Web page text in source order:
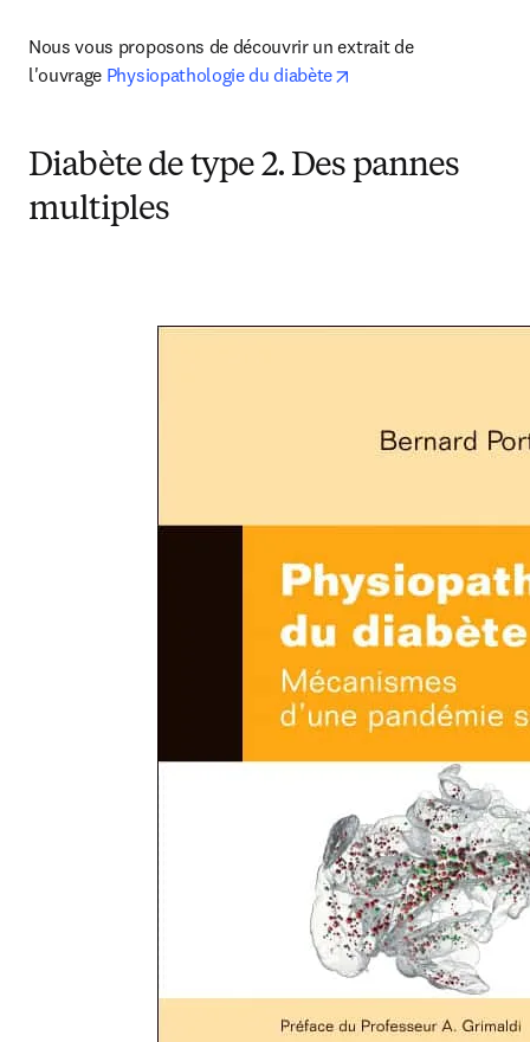
Nous vous proposons de découvrir un extrait de
l'ouvrage Physiopathologie du diabète
Diabète de type 2. Des pannes
multiples